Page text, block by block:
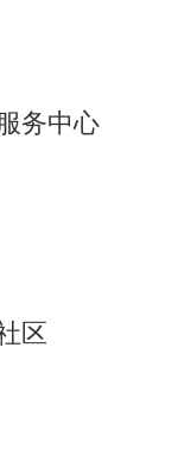
务中心
区